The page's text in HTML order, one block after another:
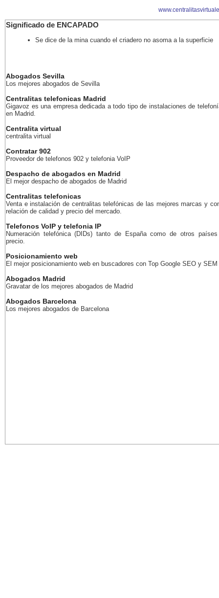
Significado de ENCAPADO
Se dice de la mina cuando el criadero no asoma a la superficie
Abogados Sevilla
Los mejores abogados de Sevilla
Centralitas telefonicas Madrid
Gigavoz es una empresa dedicada a todo tipo de instalaciones de
en Madrid.
Centralita virtual
centralita virtual
Contratar 902
Proveedor de telefonos 902 y telefonia VoIP
Despacho de abogados en Madrid
El mejor despacho de abogados de Madrid
Centralitas telefonicas
Venta e instalación de centralitas telefónicas de las mejores marcas y
relación de calidad y precio del mercado.
Telefonos VoIP y telefonia IP
Numeración telefónica (DIDs) tanto de España como de otros
precio.
Posicionamiento web
El mejor posicionamiento web en buscadores con Top Google SEO y SEM
Abogados Madrid
Gravatar de los mejores abogados de Madrid
Abogados Barcelona
Los mejores abogados de Barcelona